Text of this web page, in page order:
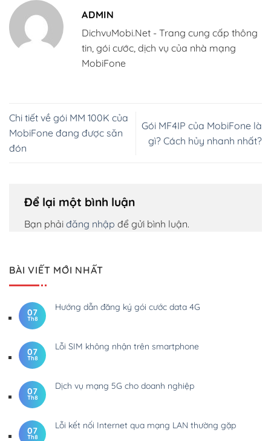
ADMIN
DichvuMobi.Net - Trang cung cấp thông
tin, gói cước, dịch vụ của nhà mạng
MobiFone
Chi tiết về gói MM 100K của
MobiFone đang được săn
đón
Gói MF4IP của MobiFone là
gì? Cách hủy nhanh nhất?
Để lại một bình luận
Bạn phải đăng nhập để gửi bình luận.
BÀI VIẾT MỚI NHẤT
07
Th8
Hướng dẫn đăng ký gói cước data 4G
07
Th8
Lỗi SIM không nhận trên smartphone
07
Th8
Dịch vụ mạng 5G cho doanh nghiệp
07
Th8
Lỗi kết nối Internet qua mạng LAN thường gặp